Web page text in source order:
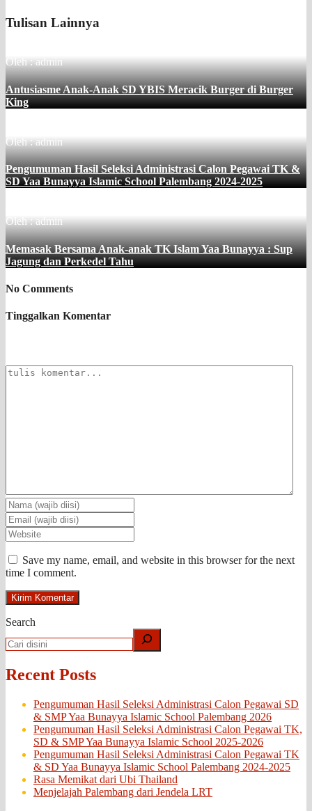
Tulisan Lainnya
Oleh : admin
Antusiasme Anak-Anak SD YBIS Meracik Burger di Burger
King
Oleh : admin
Pengumuman Hasil Seleksi Administrasi Calon Pegawai TK &
SD Yaa Bunayya Islamic School Palembang 2024-2025
Oleh : admin
Memasak Bersama Anak-anak TK Islam Yaa Bunayya : Sup
Jagung dan Perkedel Tahu
No Comments
Tinggalkan Komentar
Save my name, email, and website in this browser for the next
time I comment.
Search
Recent Posts
Pengumuman Hasil Seleksi Administrasi Calon Pegawai SD
& SMP Yaa Bunayya Islamic School Palembang 2026
Pengumuman Hasil Seleksi Administrasi Calon Pegawai TK,
SD & SMP Yaa Bunayya Islamic School 2025-2026
Pengumuman Hasil Seleksi Administrasi Calon Pegawai TK
& SD Yaa Bunayya Islamic School Palembang 2024-2025
Rasa Memikat dari Ubi Thailand
Menjelajah Palembang dari Jendela LRT